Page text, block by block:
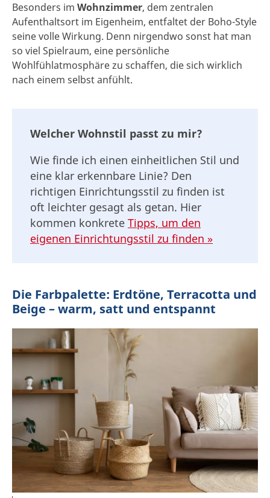
Besonders im Wohnzimmer, dem zentralen
Aufenthaltsort im Eigenheim, entfaltet der Boho-Style
seine volle Wirkung. Denn nirgendwo sonst hat man
so viel Spielraum, eine persönliche
Wohlfühlatmosphäre zu schaffen, die sich wirklich
nach einem selbst anfühlt.
Welcher Wohnstil passt zu mir?
Wie finde ich einen einheitlichen Stil und
eine klar erkennbare Linie? Den
richtigen Einrichtungsstil zu finden ist
oft leichter gesagt als getan. Hier
kommen konkrete Tipps, um den
eigenen Einrichtungsstil zu finden »
Die Farbpalette: Erdtöne, Terracotta und
Beige – warm, satt und entspannt